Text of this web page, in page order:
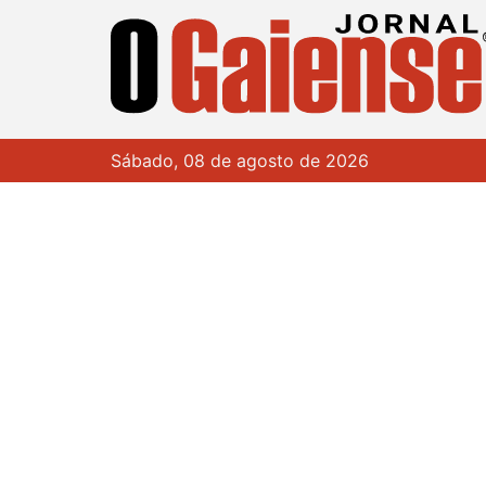
Sábado, 08 de agosto de 2026